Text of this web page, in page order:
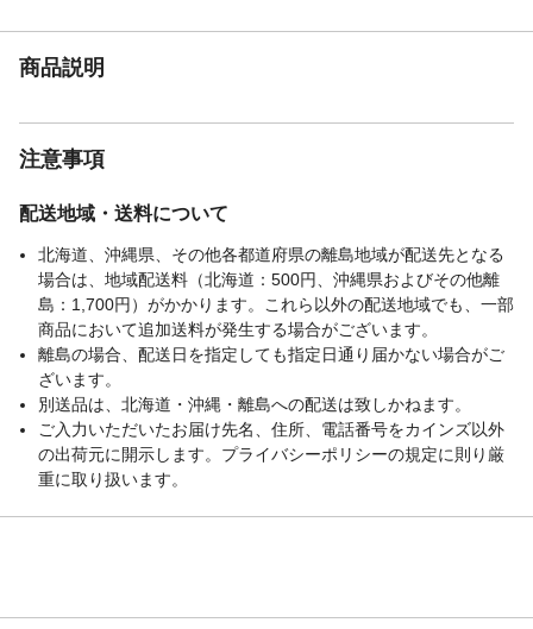
商品説明
注意事項
配送地域・送料について
北海道、沖縄県、その他各都道府県の離島地域が配送先となる
場合は、地域配送料（北海道：500円、沖縄県およびその他離
島：1,700円）がかかります。これら以外の配送地域でも、一部
商品において追加送料が発生する場合がございます。
離島の場合、配送日を指定しても指定日通り届かない場合がご
ざいます。
別送品は、北海道・沖縄・離島への配送は致しかねます。
ご入力いただいたお届け先名、住所、電話番号をカインズ以外
の出荷元に開示します。プライバシーポリシーの規定に則り厳
重に取り扱います。